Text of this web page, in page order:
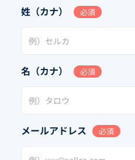
姓（カナ） 必須
名（カナ） 必須
メールアドレス 必須